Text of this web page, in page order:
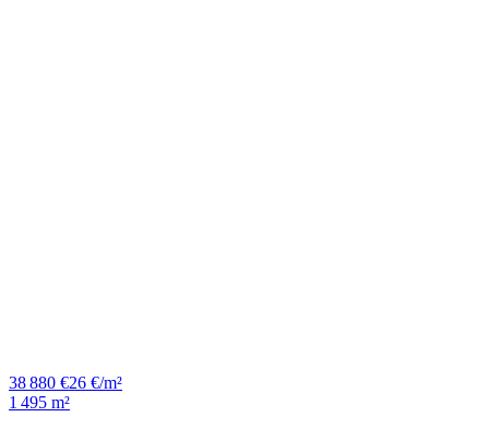
38 880 €26 €/m²
1 495 m²